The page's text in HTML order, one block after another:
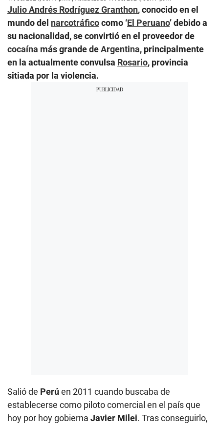
Julio Andrés Rodríguez Granthon, conocido en el
mundo del narcotráficocomo ‘El Peruano’ debido a
su nacionalidad, se convirtió en el proveedor de
cocaína más grande deArgentina, principalmente
en la actualmente convulsa Rosario, provincia
sitiada por la violencia.
Salió de Perúen 2011 cuando buscaba de
establecerse como piloto comercial en el país que
hoy por hoy gobierna Javier Milei. Tras conseguirlo,